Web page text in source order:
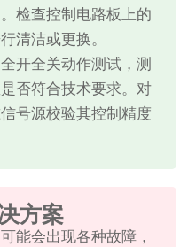
检查控制电路板上的
清洁或更换。
开全关动作测试，测
否符合技术要求。对
号源校验其控制精度
方案
能会出现各种故障，